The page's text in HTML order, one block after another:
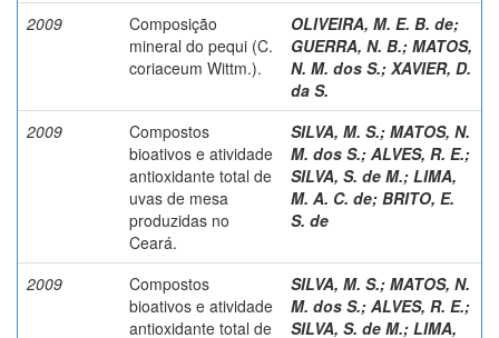
2009
Composição
mineral do pequi (C.
coriaceum Wittm.).
OLIVEIRA, M. E. B. de;
GUERRA, N. B.; MATOS,
N. M. dos S.; XAVIER, D.
da S.
2009
Compostos
bioativos e atividade
antioxidante total de
uvas de mesa
produzidas no
Ceará.
SILVA, M. S.; MATOS, N.
M. dos S.; ALVES, R. E.;
SILVA, S. de M.; LIMA,
M. A. C. de; BRITO, E.
S. de
2009
Compostos
bioativos e atividade
antioxidante total de
SILVA, M. S.; MATOS, N.
M. dos S.; ALVES, R. E.;
SILVA, S. de M.; LIMA,